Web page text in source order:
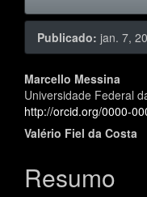
Publicado: jan. 7,
Conteúdo
do
artigo
principal
Marcello Messina
Universidade Federal
http://orcid.org/0000-
Valério Fiel da Costa
Resumo